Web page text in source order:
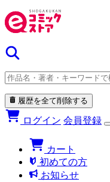
履歴を全て削除する
ログイン 会員登録
カート
初めての方
お知らせ